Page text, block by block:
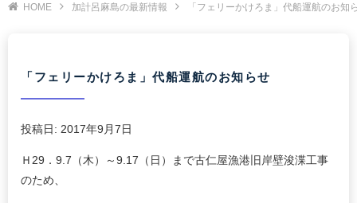
HOME 加計呂麻島の最新情報 「フェリーかけろま」代船運航のお知
「フェリーかけろま」代船運航のお知らせ
投稿日: 2017年9月7日
Ｈ29．9.7（木）～9.17（日）まで古仁屋漁港旧岸壁浚渫工事
のため、